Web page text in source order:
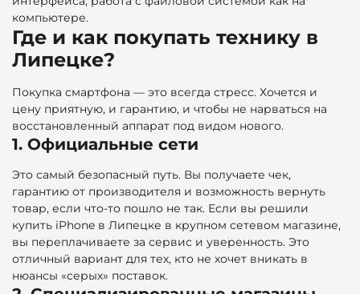
компьютере.
Где и как покупать технику в
Липецке?
Покупка смартфона — это всегда стресс. Хочется и
цену приятную, и гарантию, и чтобы не нарваться на
восстановленный аппарат под видом нового.
1. Официальные сети
Это самый безопасный путь. Вы получаете чек,
гарантию от производителя и возможность вернуть
товар, если что-то пошло не так. Если вы решили
купить iPhone в Липецке в крупном сетевом магазине,
вы переплачиваете за сервис и уверенность. Это
отличный вариант для тех, кто не хочет вникать в
нюансы «серых» поставок.